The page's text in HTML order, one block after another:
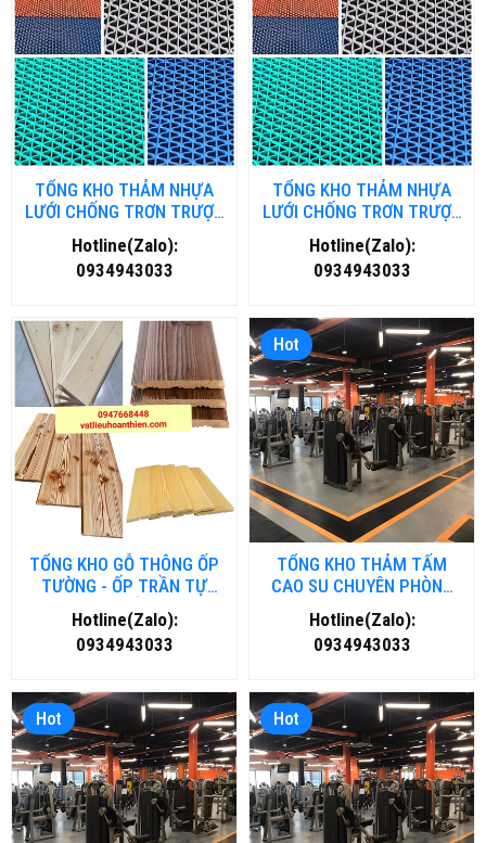
TỔNG KHO THẢM NHỰA
LƯỚI CHỐNG TRƠN TRƯỢT
TẠI HÀ NỘI
Hotline(Zalo):
0934943033
TỔNG KHO THẢM NHỰA
LƯỚI CHỐNG TRƠN TRƯỢT
TẠI HỒ CHÍ MINH
Hotline(Zalo):
0934943033
TỔNG KHO GỖ THÔNG ỐP
TƯỜNG - ỐP TRẦN TỰ
NHIÊN TẠI HẢI DƯƠNG
Hotline(Zalo):
0934943033
Hot
TỔNG KHO THẢM TẤM
CAO SU CHUYÊN PHÒNG
GYM- FITNESS TẠI ĐÀ
NẴNG
Hotline(Zalo):
0934943033
Hot Hot